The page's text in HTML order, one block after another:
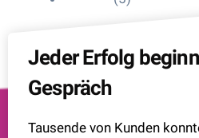
Jeder Erfolg
Gespräch
Tausende von Kunden